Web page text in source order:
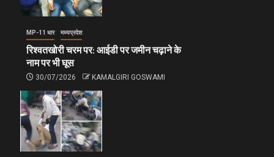
MP-11 धार मध्यप्रदेश
रिश्वतखोरी चरम पर: आईडी पर जमीन चढ़ाने के
नाम पर भी घूस
30/07/2026 KAMALGIRI GOSWAMI